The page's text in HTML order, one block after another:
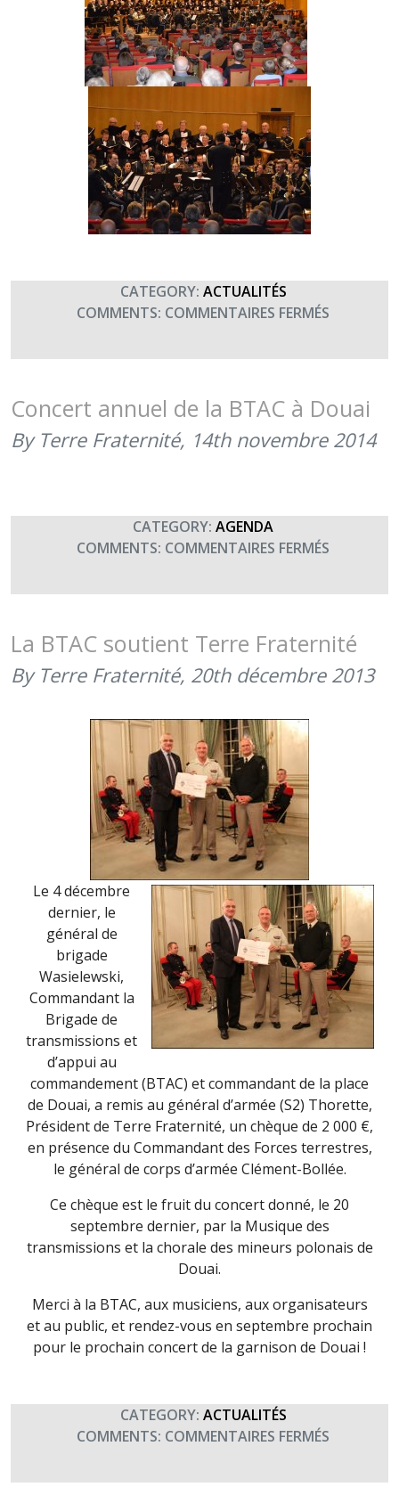
CATEGORY: ACTUALITÉS
COMMENTS: COMMENTAIRES FERMÉS
BTAC
TERRE
(4
Concert annuel de la BTAC à Douai
By Terre Fraternité, 14th novembre 2014
CATEGORY: AGENDA
COMMENTS: COMMENTAIRES FERMÉS
ANNUEL
LA
BTAC
À
La BTAC soutient Terre Fraternité
By Terre Fraternité, 20th décembre 2013
Le 4 décembre
dernier, le
général de
brigade
Wasielewski,
Commandant la
Brigade de
transmissions et
d’appui au
commandement (BTAC) et commandant de la place
de Douai, a remis au général d’armée (S2) Thorette,
Président de Terre Fraternité, un chèque de 2 000 €,
en présence du Commandant des Forces terrestres,
le général de corps d’armée Clément-Bollée.
Ce chèque est le fruit du concert donné, le 20
septembre dernier, par la Musique des
transmissions et la chorale des mineurs polonais de
Douai.
Merci à la BTAC, aux musiciens, aux organisateurs
et au public, et rendez-vous en septembre prochain
pour le prochain concert de la garnison de Douai !
CATEGORY: ACTUALITÉS
COMMENTS: COMMENTAIRES FERMÉS
BTAC